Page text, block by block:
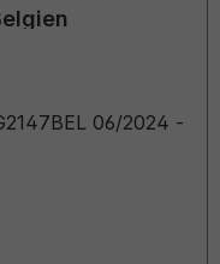
06/2024 -